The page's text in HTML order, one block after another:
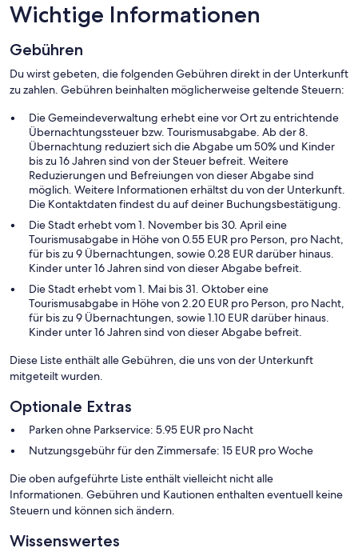
Ort oder in der Nähe angeboten. Es können dabei Gebühren
anfallen.
Wichtige Informationen
Gebühren
Du wirst gebeten, die folgenden Gebühren direkt in der Unterkunft
zu zahlen. Gebühren beinhalten möglicherweise geltende Steuern:
Die Gemeindeverwaltung erhebt eine vor Ort zu entrichtende
Übernachtungssteuer bzw. Tourismusabgabe. Ab der 8.
Übernachtung reduziert sich die Abgabe um 50% und Kinder
bis zu 16 Jahren sind von der Steuer befreit. Weitere
Reduzierungen und Befreiungen von dieser Abgabe sind
möglich. Weitere Informationen erhältst du von der Unterkunft.
Die Kontaktdaten findest du auf deiner Buchungsbestätigung.
Die Stadt erhebt vom 1. November bis 30. April eine
Tourismusabgabe in Höhe von 0.55 EUR pro Person, pro Nacht,
für bis zu 9 Übernachtungen, sowie 0.28 EUR darüber hinaus.
Kinder unter 16 Jahren sind von dieser Abgabe befreit.
Die Stadt erhebt vom 1. Mai bis 31. Oktober eine
Tourismusabgabe in Höhe von 2.20 EUR pro Person, pro Nacht,
für bis zu 9 Übernachtungen, sowie 1.10 EUR darüber hinaus.
Kinder unter 16 Jahren sind von dieser Abgabe befreit.
Diese Liste enthält alle Gebühren, die uns von der Unterkunft
mitgeteilt wurden.
Optionale Extras
Parken ohne Parkservice: 5.95 EUR pro Nacht
Nutzungsgebühr für den Zimmersafe: 15 EUR pro Woche
Die oben aufgeführte Liste enthält vielleicht nicht alle
Informationen. Gebühren und Kautionen enthalten eventuell keine
Steuern und können sich ändern.
Wissenswertes